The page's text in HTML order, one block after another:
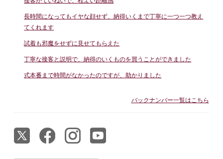
長時間になってもイヤな顔せず、納得いくまで丁寧に一つ一つ教え
てくれます
試着も邪魔をせずに見せてもらえた
丁寧な接客と説明で、納得のいくものを買うことができました
式本番まで時間がなかったのですが、助かりました
バックナンバー一覧はこちら